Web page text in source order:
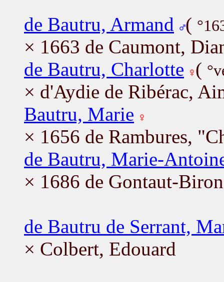
de Bautru, Armand (
× 1663 de Caumont,
de Bautru, Charlotte (
× d'Aydie de Ribérac,
Bautru, Marie
× 1656 de Rambures,
de Bautru, Marie-
× 1686 de Gontaut-
de Bautru de Serrant,
× Colbert, Edouard